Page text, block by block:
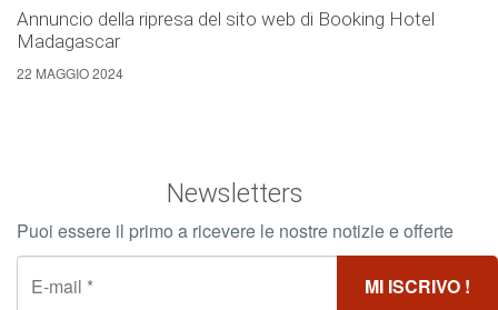
Annuncio della ripresa del sito web di Booking Hotel
Madagascar
22 MAGGIO 2024
Newsletters
Puoi essere il primo a ricevere le nostre notizie e offerte